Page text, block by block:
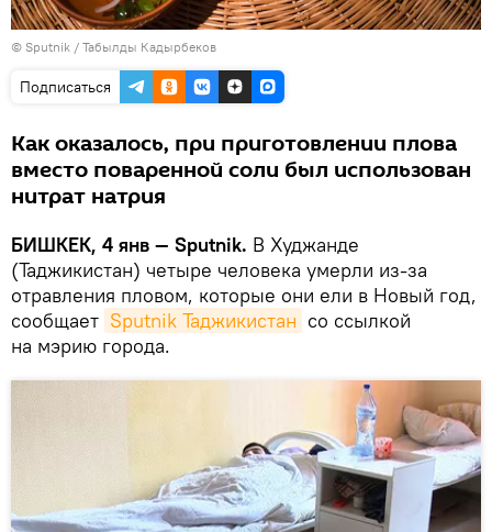
© Sputnik / Табылды Кадырбеков
Подписаться
Как оказалось, при приготовлении плова
вместо поваренной соли был использован
нитрат натрия
БИШКЕК, 4 янв — Sputnik. В Худжанде
(Таджикистан) четыре человека умерли из-за
отравления пловом, которые они ели в Новый год,
сообщает Sputnik Таджикистан со ссылкой
на мэрию города.